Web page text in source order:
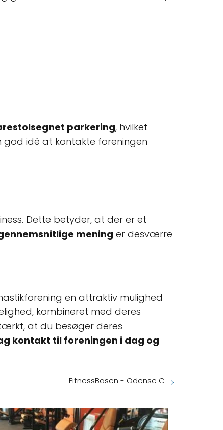
parkering, hvilket
god idé at kontakte foreningen
Dette betyder, at der er et
mening er desværre
en attraktiv mulighed
kombineret med deres
at du besøger deres
kontakt til foreningen i dag og
FitnessBasen - Odense C